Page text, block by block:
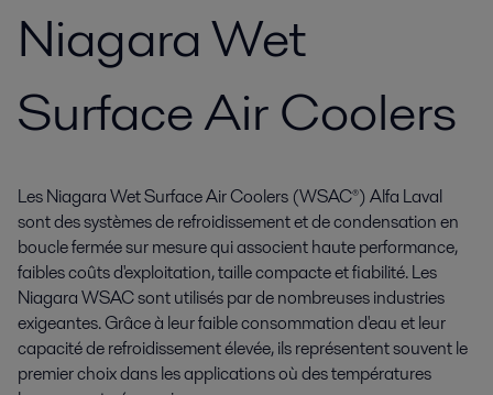
Niagara Wet
Surface Air Coolers
Les Niagara Wet Surface Air Coolers (WSAC®) Alfa Laval
sont des systèmes de refroidissement et de condensation en
boucle fermée sur mesure qui associent haute performance,
faibles coûts d'exploitation, taille compacte et fiabilité. Les
Niagara WSAC sont utilisés par de nombreuses industries
exigeantes. Grâce à leur faible consommation d'eau et leur
capacité de refroidissement élevée, ils représentent souvent le
premier choix dans les applications où des températures